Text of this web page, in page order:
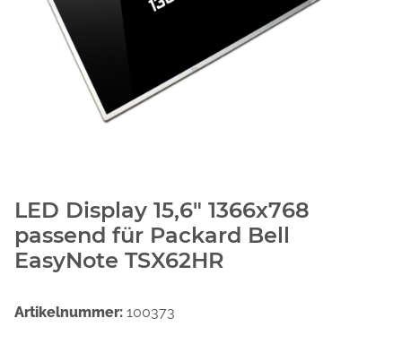
LED Display 15,6" 1366x768
passend für Packard Bell
EasyNote TSX62HR
Artikelnummer: 100373